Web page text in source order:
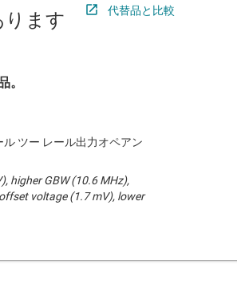
ります 代替品と比較
。
ツー レール出力オペアン
higher GBW (10.6 MHz),
voltage (1.7 mV), lower